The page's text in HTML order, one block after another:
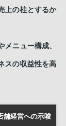
上の柱とするか
ニュー構成、
スの収益性を高
舗経営への示唆